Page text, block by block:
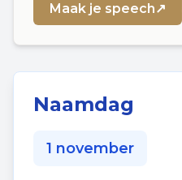
Maak je speech↗
Naamdag
1 november